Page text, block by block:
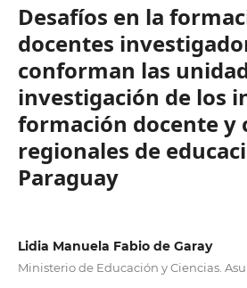
Desafíos en la
docentes
conforman las
investigación de los
formación docente y
regionales de
Paraguay
Lidia Manuela Fabio de Garay
Ministerio de Educación y Ciencias.